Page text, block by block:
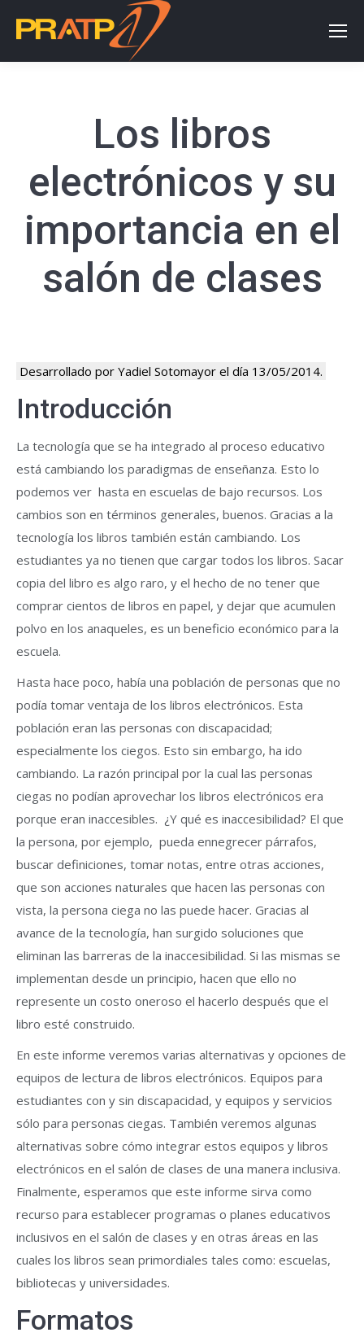
Los libros
electrónicos y su
importancia en el
salón de clases
Desarrollado por Yadiel Sotomayor el día 13/05/2014.
Introducción
La tecnología que se ha integrado al proceso educativo
está cambiando los paradigmas de enseñanza. Esto lo
podemos ver hasta en escuelas de bajo recursos. Los
cambios son en términos generales, buenos. Gracias a la
tecnología los libros también están cambiando. Los
estudiantes ya no tienen que cargar todos los libros. Sacar
copia del libro es algo raro, y el hecho de no tener que
comprar cientos de libros en papel, y dejar que acumulen
polvo en los anaqueles, es un beneficio económico para la
escuela.
Hasta hace poco, había una población de personas que no
podía tomar ventaja de los libros electrónicos. Esta
población eran las personas con discapacidad;
especialmente los ciegos. Esto sin embargo, ha ido
cambiando. La razón principal por la cual las personas
ciegas no podían aprovechar los libros electrónicos era
porque eran inaccesibles. ¿Y qué es inaccesibilidad? El que
la persona, por ejemplo, pueda ennegrecer párrafos,
buscar definiciones, tomar notas, entre otras acciones,
que son acciones naturales que hacen las personas con
vista, la persona ciega no las puede hacer. Gracias al
avance de la tecnología, han surgido soluciones que
eliminan las barreras de la inaccesibilidad. Si las mismas se
implementan desde un principio, hacen que ello no
represente un costo oneroso el hacerlo después que el
libro esté construido.
En este informe veremos varias alternativas y opciones de
equipos de lectura de libros electrónicos. Equipos para
estudiantes con y sin discapacidad, y equipos y servicios
sólo para personas ciegas. También veremos algunas
alternativas sobre cómo integrar estos equipos y libros
electrónicos en el salón de clases de una manera inclusiva.
Finalmente, esperamos que este informe sirva como
recurso para establecer programas o planes educativos
inclusivos en el salón de clases y en otras áreas en las
cuales los libros sean primordiales tales como: escuelas,
bibliotecas y universidades.
Formatos